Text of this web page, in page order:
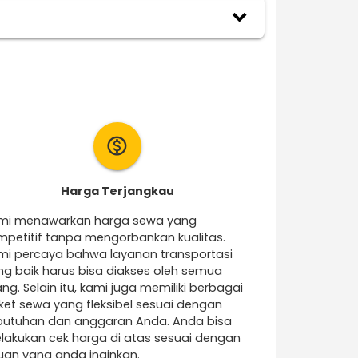
keyboard_arrow_down
monetization_on
Harga Terjangkau
menawarkan harga sewa yang
tanpa mengorbankan kualitas.
percaya bahwa layanan transportasi
baik harus bisa diakses oleh semua
Selain itu, kami juga memiliki berbagai
sewa yang fleksibel sesuai dengan
dan anggaran Anda. Anda bisa
cek harga di atas sesuai dengan
yang anda inginkan.